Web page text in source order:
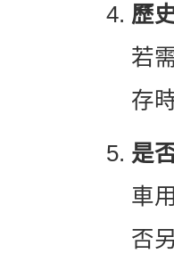
歷
若
存
是
車
否